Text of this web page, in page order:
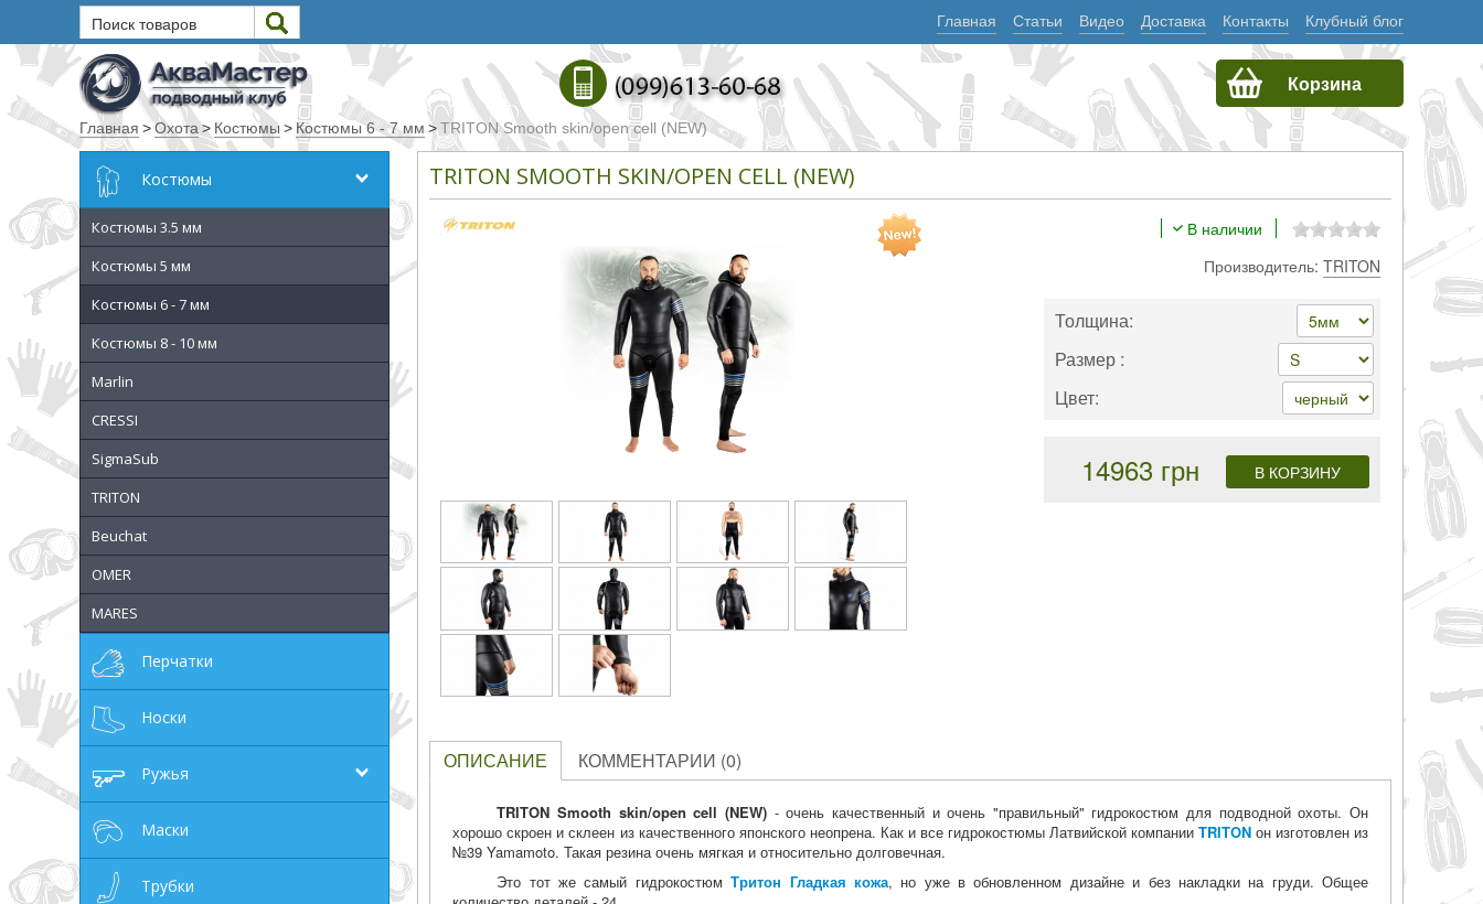
Главная Статьи Видео Доставка Контакты Клубный блог
Поиск товаров
Текст
Искать
Любое из слов
Все слова
Точное совпадение
Категории
Производитель
_JSHOP_SEARCH_COINS
от
до
грн
ОТМЕНА
Корзина
Главная >Охота > Костюмы > Костюмы 6 - 7 мм >TRITON Smooth skin/open cell (NEW)
Костюмы
Костюмы 3.5 мм
Костюмы 5 мм
Костюмы 6 - 7 мм
Костюмы 8 - 10 мм
Marlin
CRESSI
SigmaSub
TRITON
Beuchat
OMER
MARES
Перчатки
Носки
Ружья
Маски
Трубки
TRITON SMOOTH SKIN/OPEN CELL (NEW)
В наличии
Производитель: TRITON
Толщина:
Размер :
Цвет:
14963 грн
ОПИСАНИЕ КОММЕНТАРИИ (0)
TRITON Smooth skin/open cell (NEW)- очень качественный и очень "правильный" гидрокостюм для подводной охоты. Он
хорошо скроен и склеен из качественного японского неопрена. Как и все гидрокостюмы Латвийской компании TRITONон изготовлен из
№39 Yamamoto. Такая резина очень мягкая и относительно долговечная.
Это тот же самый гидрокостюмТритон Гладкая кожа, но уже в обновленном дизайне и без накладки на груди. Общее